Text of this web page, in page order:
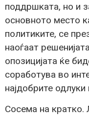
поддршката, но и
основното место
политиките, се
наоѓаат
опозицијата ќе
соработува во
најдобрите одлуки
Сосема на кратко.